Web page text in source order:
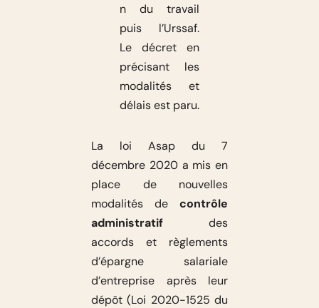
n du travail
puis l’Urssaf.
Le décret en
précisant les
modalités et
délais est paru.
La loi Asap du 7
décembre 2020 a mis en
place de nouvelles
modalités decontrôle
administratifdes
accords et règlements
d’épargne salariale
d’entreprise après leur
dépôt (Loi 2020-1525 du